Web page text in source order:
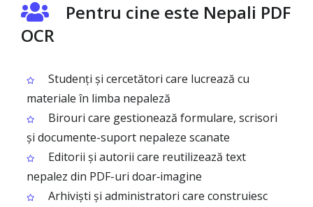
Pentru cine este Nepali PDF
OCR
Studenți și cercetători care lucrează cu
materiale în limba nepaleză
Birouri care gestionează formulare, scrisori
și documente-suport nepaleze scanate
Editorii și autorii care reutilizează text
nepalez din PDF-uri doar‑imagine
Arhiviști și administratori care construiesc